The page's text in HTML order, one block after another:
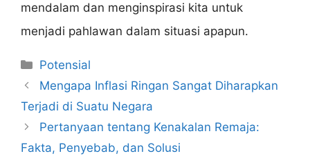
mendalam dan menginspirasi kita untuk
menjadi pahlawan dalam situasi apapun.
Categories
Potensial
Mengapa Inflasi Ringan Sangat Diharapkan
Terjadi di Suatu Negara
Pertanyaan tentang Kenakalan Remaja:
Fakta, Penyebab, dan Solusi